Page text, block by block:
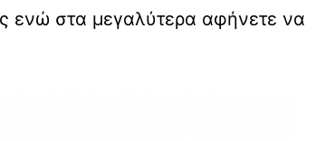
ενώ στα μεγαλύτερα αφήνετε να